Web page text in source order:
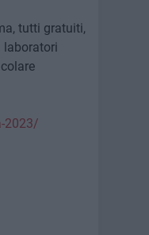
tutti gratuiti,
laboratori
2023/